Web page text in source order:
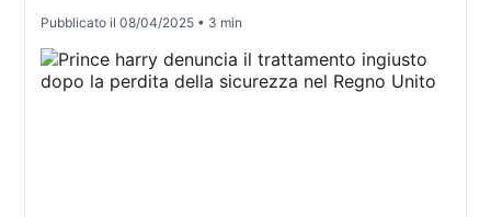
Pubblicato il08/04/2025 • 3 min